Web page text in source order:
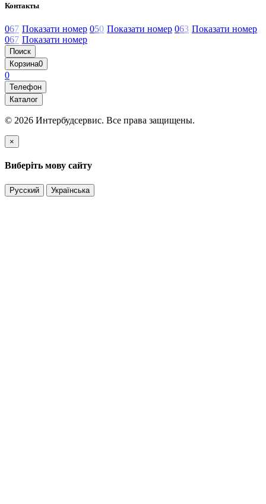
Контакты
067 Показати номер 050 Показати номер 063 Показати номер
067 Показати номер
Поиск
Корзина0
0
Телефон
Каталог
© 2026 Интербудсервис. Все права защищены.
×
Виберіть мову сайту
Русский Українська